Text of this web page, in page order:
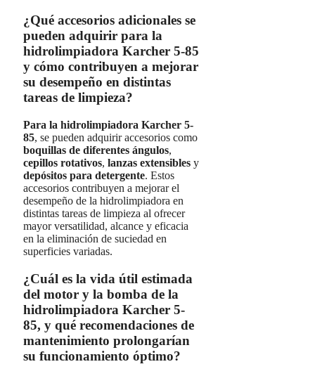
¿Qué accesorios adicionales se
pueden adquirir para la
hidrolimpiadora Karcher 5-85
y cómo contribuyen a mejorar
su desempeño en distintas
tareas de limpieza?
Para la hidrolimpiadora Karcher 5-
85, se pueden adquirir accesorios como
boquillas de diferentes ángulos,
cepillos rotativos, lanzas extensibles y
depósitos para detergente. Estos
accesorios contribuyen a mejorar el
desempeño de la hidrolimpiadora en
distintas tareas de limpieza al ofrecer
mayor versatilidad, alcance y eficacia
en la eliminación de suciedad en
superficies variadas.
¿Cuál es la vida útil estimada
del motor y la bomba de la
hidrolimpiadora Karcher 5-
85, y qué recomendaciones de
mantenimiento prolongarían
su funcionamiento óptimo?